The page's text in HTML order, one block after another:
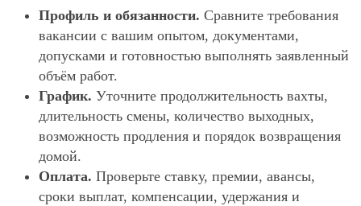
Профиль и обязанности. Сравните требования
вакансии с вашим опытом, документами,
допусками и готовностью выполнять заявленный
объём работ.
График. Уточните продолжительность вахты,
длительность смены, количество выходных,
возможность продления и порядок возвращения
домой.
Оплата. Проверьте ставку, премии, авансы,
сроки выплат, компенсации, удержания и